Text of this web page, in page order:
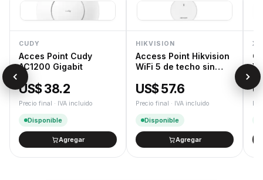
CUDY
Acces Point Cudy
AC1200 Gigabit
US$ 38.2
Precio final · IVA incluido
Disponible
Agregar
HIKVISION
Access Point Hikvision
WiFi 5 de techo sin
US$ 57.6
Precio final · IVA incluido
Disponible
Agregar